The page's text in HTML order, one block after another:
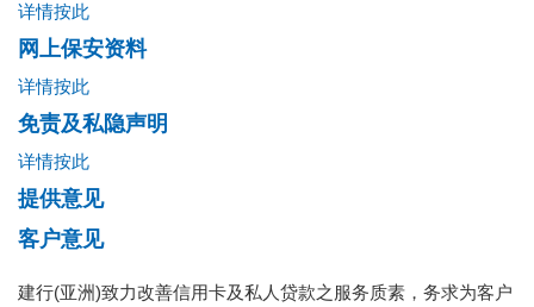
详情按此
网上保安资料
详情按此
免责及私隐声明
详情按此
提供意见
客户意见
建行(亚洲)致力改善信用卡及私人贷款之服务质素，务求为客户